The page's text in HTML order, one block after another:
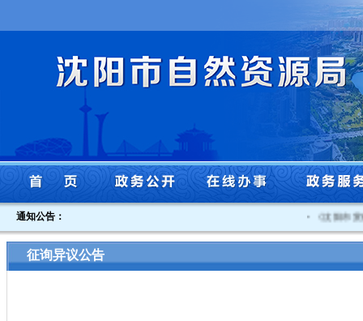
通知公告： 《沈阳市贯
征询异议公告